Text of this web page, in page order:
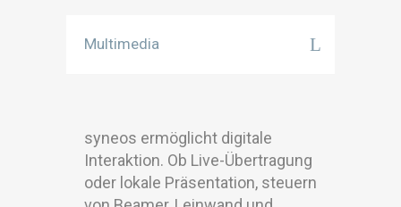
Multimedia
syneos ermöglicht digitale
Interaktion. Ob Live-Übertragung
oder lokale Präsentation, steuern